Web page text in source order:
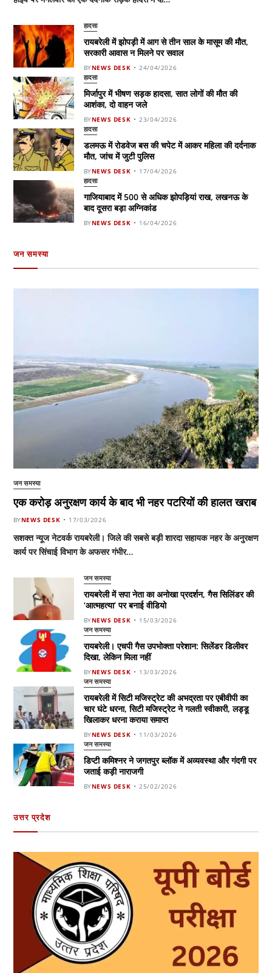
हादसा
रायबरेली में झोपड़ी में आग से तीन साल के मासूम की मौत,
सरकारी आवास न मिलने पर सवाल
BYNEWS DESK 24/04/2026
हादसा
मिर्जापुर में भीषण सड़क हादसा, सात लोगों की मौत की
आशंका, दो वाहन जले
BYNEWS DESK 23/04/2026
हादसा
डलमऊ में रोडवेज बस की चपेट में आकर महिला की दर्दनाक
मौत, जांच में जुटी पुलिस
BYNEWS DESK 17/04/2026
हादसा
गाजियाबाद में 500 से अधिक झोपड़ियां राख, लखनऊ के
बाद दूसरा बड़ा अग्निकांड
BYNEWS DESK 16/04/2026
जन समस्या
जन समस्या
एक करोड़ अनुरक्षण कार्य के बाद भी नहर पटरियों की हालत खराब
BYNEWS DESK 17/03/2026
सशक्त न्यूज नेटवर्क रायबरेली। जिले की सबसे बड़ी शारदा सहायक नहर के अनुरक्षण
कार्य पर सिंचाई विभाग के अफसर गंभीर…
जन समस्या
रायबरेली में सपा नेता का अनोखा प्रदर्शन, गैस सिलिंडर की
‘आत्महत्या’ पर बनाई वीडियो
BYNEWS DESK 15/03/2026
जन समस्या
रायबरेली। एचपी गैस उपभोक्ता परेशान: सिलेंडर डिलीवर
दिखा, लेकिन मिला नहीं
BYNEWS DESK 13/03/2026
जन समस्या
रायबरेली में सिटी मजिस्ट्रेट की अभद्रता पर एबीवीपी का
चार घंटे धरना, सिटी मजिस्ट्रेट ने गलती स्वीकारी, लड्डू
खिलाकर धरना कराया समाप्त
BYNEWS DESK 11/03/2026
जन समस्या
डिप्टी कमिश्नर ने जगतपुर ब्लॉक में अव्यवस्था और गंदगी पर
जताई कड़ी नाराजगी
BYNEWS DESK 25/02/2026
उत्तर प्रदेश